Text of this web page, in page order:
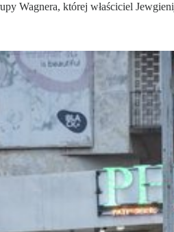
Wagnera, której właściciel